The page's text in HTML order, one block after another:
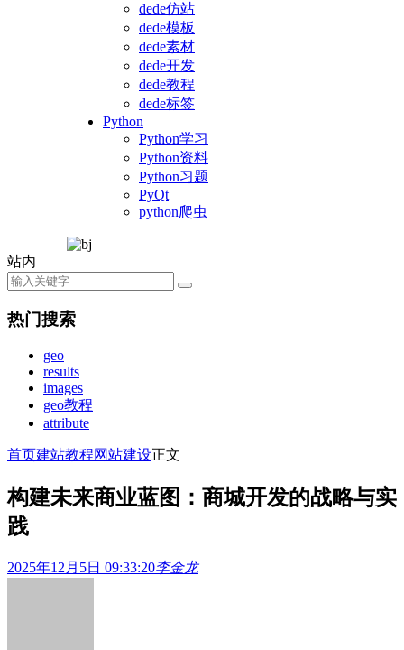
dede仿站
dede模板
dede素材
dede开发
dede教程
dede标签
Python
Python学习
Python资料
Python习题
PyQt
python爬虫
站内
热门搜索
geo
results
images
geo教程
attribute
首页建站教程网站建设正文
构建未来商业蓝图：商城开发的战略与实
践
2025年12月5日 09:33:20李金龙